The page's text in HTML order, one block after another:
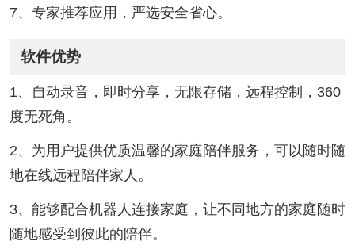
7、专家推荐应用，严选安全省心。
软件优势
1、自动录音，即时分享，无限存储，远程控制，360
度无死角。
2、为用户提供优质温馨的家庭陪伴服务，可以随时随
地在线远程陪伴家人。
3、能够配合机器人连接家庭，让不同地方的家庭随时
随地感受到彼此的陪伴。